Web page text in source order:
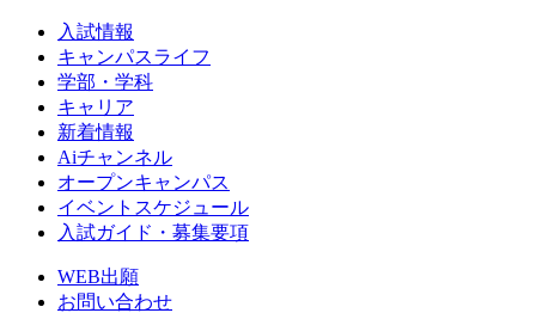
入試情報
キャンパスライフ
学部・学科
キャリア
新着情報
Aiチャンネル
オープンキャンパス
イベントスケジュール
入試ガイド・募集要項
WEB出願
お問い合わせ